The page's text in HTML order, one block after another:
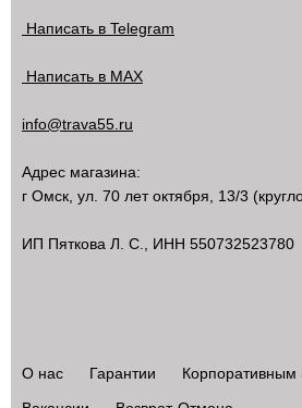
Написать в Telegram
Написать в MAX
info@trava55.ru
Адрес магазина:
г Омск ул. 70 лет октября, 13/3
ИП Пяткова Л. С., ИНН 550732523780
О нас Гарантии
Корпоративным